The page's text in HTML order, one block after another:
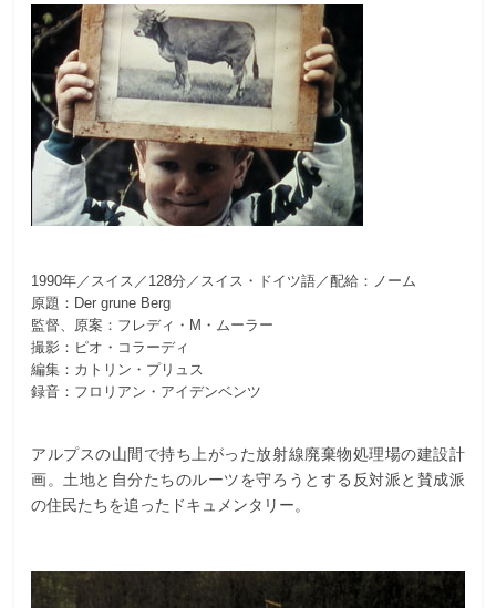
1990年／スイス／128分／スイス・ドイツ語／配給：ノーム
原題：Der grune Berg
監督、原案：フレディ・M・ムーラー
撮影：ピオ・コラーディ
編集：カトリン・プリュス
録音：フロリアン・アイデンベンツ
アルプスの山間で持ち上がった放射線廃棄物処理場の建設計
画。土地と自分たちのルーツを守ろうとする反対派と賛成派
の住民たちを追ったドキュメンタリー。